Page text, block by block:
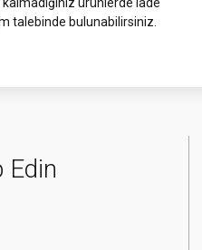
talebinde bulunabilirsiniz.
Edin